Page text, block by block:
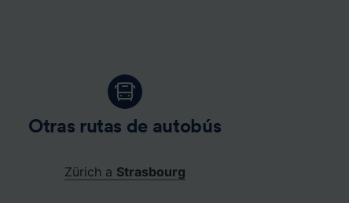
Otras rutas de autobús
Zürich a Strasbourg